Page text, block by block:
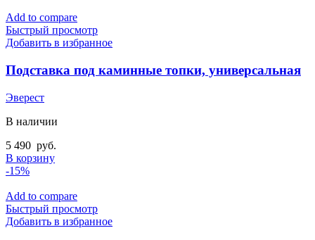
Add to compare
Быстрый просмотр
Добавить в избранное
Подставка под каминные топки, универсальная
Эверест
В наличии
5 490 руб.
В корзину
-15%
Add to compare
Быстрый просмотр
Добавить в избранное